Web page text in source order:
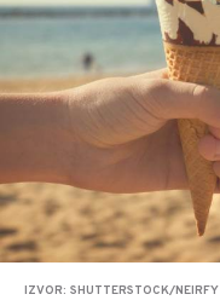
IZVOR: SHUTTERSTOCK/NEIRFY